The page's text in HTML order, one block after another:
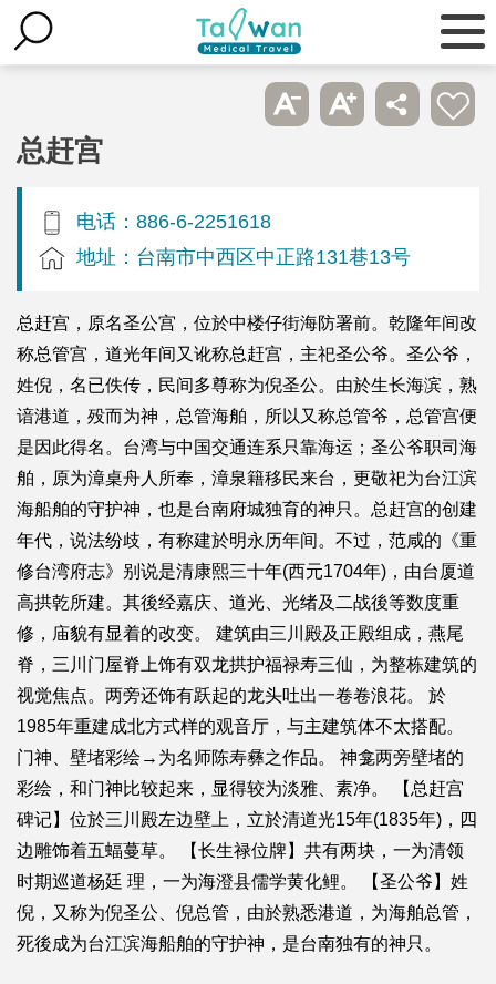
总赶宫
电话：886-6-2251618
地址：台南市中西区中正路131巷13号
总赶宫，原名圣公宫，位於中楼仔街海防署前。乾隆年间改
称总管宫，道光年间又讹称总赶宫，主祀圣公爷。圣公爷，
姓倪，名已佚传，民间多尊称为倪圣公。由於生长海滨，熟
谙港道，殁而为神，总管海舶，所以又称总管爷，总管宫便
是因此得名。台湾与中国交通连系只靠海运；圣公爷职司海
舶，原为漳桌舟人所奉，漳泉籍移民来台，更敬祀为台江滨
海船舶的守护神，也是台南府城独育的神只。总赶宫的创建
年代，说法纷歧，有称建於明永历年间。不过，范咸的《重
修台湾府志》别说是清康熙三十年(西元1704年)，由台厦道
高拱乾所建。其後经嘉庆、道光、光绪及二战後等数度重
修，庙貌有显着的改变。 建筑由三川殿及正殿组成，燕尾
脊，三川门屋脊上饰有双龙拱护福禄寿三仙，为整栋建筑的
视觉焦点。两旁还饰有跃起的龙头吐出一卷卷浪花。 於
1985年重建成北方式样的观音厅，与主建筑体不太搭配。
门神、壁堵彩绘→为名师陈寿彝之作品。 神龛两旁壁堵的
彩绘，和门神比较起来，显得较为淡雅、素净。 【总赶宫
碑记】位於三川殿左边壁上，立於清道光15年(1835年)，四
边雕饰着五蝠蔓草。 【长生禄位牌】共有两块，一为清领
时期巡道杨廷 理，一为海澄县儒学黄化鲤。 【圣公爷】姓
倪，又称为倪圣公、倪总管，由於熟悉港道，为海舶总管，
死後成为台江滨海船舶的守护神，是台南独有的神只。